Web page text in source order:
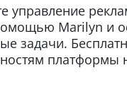
управление
Marilyn и
задачи.
платформы